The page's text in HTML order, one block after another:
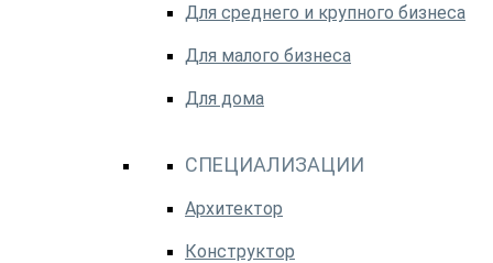
Для среднего и крупного бизнеса
Для малого бизнеса
Для дома
СПЕЦИАЛИЗАЦИИ
Архитектор
Конструктор